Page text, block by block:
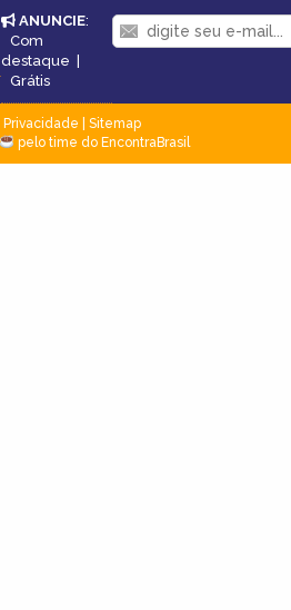
ANUNCIE:
Com
destaque |
Grátis
Privacidade
Sitemap
pelo time do EncontraBrasil